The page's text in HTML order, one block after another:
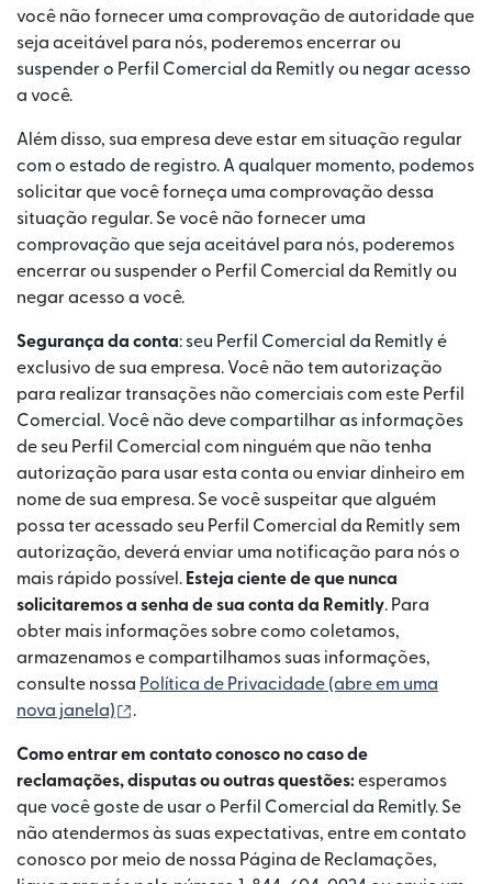
você não fornecer uma comprovação de autoridade que
seja aceitável para nós, poderemos encerrar ou
suspender o Perfil Comercial da Remitly ou negar acesso
a você.
Além disso, sua empresa deve estar em situação regular
com o estado de registro. A qualquer momento, podemos
solicitar que você forneça uma comprovação dessa
situação regular. Se você não fornecer uma
comprovação que seja aceitável para nós, poderemos
encerrar ou suspender o Perfil Comercial da Remitly ou
negar acesso a você.
Segurança da conta: seu Perfil Comercial da Remitly é
exclusivo de sua empresa. Você não tem autorização
para realizar transações não comerciais com este Perfil
Comercial. Você não deve compartilhar as informações
de seu Perfil Comercial com ninguém que não tenha
autorização para usar esta conta ou enviar dinheiro em
nome de sua empresa. Se você suspeitar que alguém
possa ter acessado seu Perfil Comercial da Remitly sem
autorização, deverá enviar uma notificação para nós o
mais rápido possível. Esteja ciente de que nunca
solicitaremos a senha de sua conta da Remitly. Para
obter mais informações sobre como coletamos,
armazenamos e compartilhamos suas informações,
consulte nossa Política de Privacidade⁠ (abre em uma
nova janela)
.
Como entrar em contato conosco no caso de
reclamações, disputas ou outras questões:esperamos
que você goste de usar o Perfil Comercial da Remitly. Se
não atendermos às suas expectativas, entre em contato
conosco por meio de nossa Página de Reclamações,